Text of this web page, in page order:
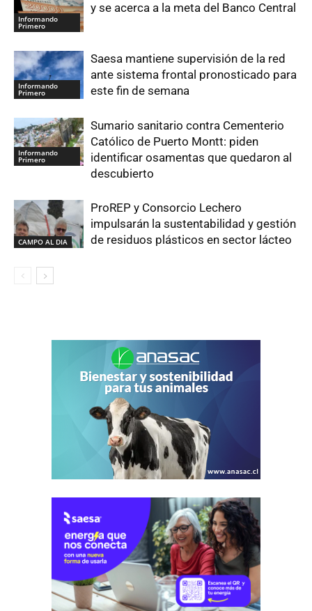
Informando
Primero
y se acerca a la meta del Banco Central
Informando
Primero
Saesa mantiene supervisión de la red
ante sistema frontal pronosticado para
este fin de semana
Informando
Primero
Sumario sanitario contra Cementerio
Católico de Puerto Montt: piden
identificar osamentas que quedaron al
descubierto
CAMPO AL DIA
ProREP y Consorcio Lechero
impulsarán la sustentabilidad y gestión
de residuos plásticos en sector lácteo